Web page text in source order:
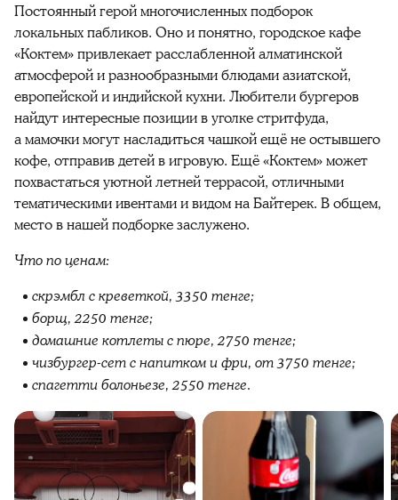
Постоянный герой многочисленных подборок
локальных пабликов. Оно и понятно, городское кафе
«Коктем» привлекает расслабленной алматинской
атмосферой и разнообразными блюдами азиатской,
европейской и индийской кухни. Любители бургеров
найдут интересные позиции в уголке стритфуда,
а мамочки могут насладиться чашкой ещё не остывшего
кофе, отправив детей в игровую. Ещё «Коктем» может
похвастаться уютной летней террасой, отличными
тематическими ивентами и видом на Байтерек. В общем,
место в нашей подборке заслужено.
Что по ценам:
скрэмбл с креветкой, 3350 тенге;
борщ, 2250 тенге;
домашние котлеты с пюре, 2750 тенге;
чизбургер-сет с напитком и фри, от 3750 тенге;
спагетти болоньезе, 2550 тенге.